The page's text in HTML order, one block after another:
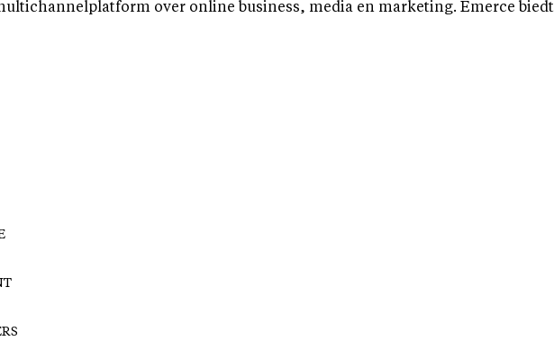
over online business, media en marketing. Emerce